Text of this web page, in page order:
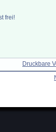
frei!
Druckbare